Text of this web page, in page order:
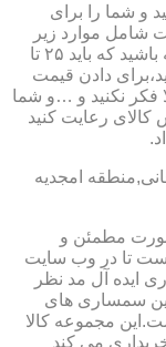
و شما را برای
شامل موارد زیر
است:۱ ) به خوبی تحقیق کنید،۲ ) انتظار داشته باشید که باید ۲۵ تا
دادن قیمت
به کالا فکر نکنید و …و شما
کالای رعایت کنید
امجدیه
مطمئن و
تا در وب سایت
ایده آل مد نظر
سمساری های
مجموعه کالا
می کند